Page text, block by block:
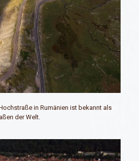
in Rumänien ist bekannt als
der Welt.